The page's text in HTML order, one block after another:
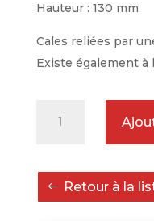
Hauteur : 130 mm
Cales reliées par
Existe également à
de
cales
Retour à la